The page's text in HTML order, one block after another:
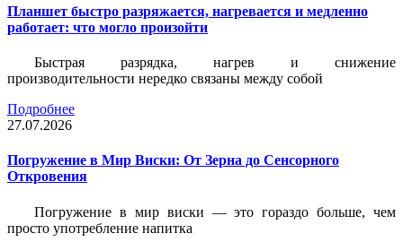
Планшет быстро разряжается, нагревается и медленно
работает: что могло произойти
Быстрая разрядка, нагрев и снижение
производительности нередко связаны между собой
Подробнее
27.07.2026
Погружение в Мир Виски: От Зерна до Сенсорного
Откровения
Погружение в мир виски — это гораздо больше, чем
просто употребление напитка